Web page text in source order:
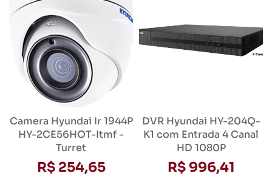
Camera Hyundai Ir 1944P
HY-2CE56HOT-Itmf -
Turret
R$ 254,65
DVR Hyundai HY-204Q-
K1 com Entrada 4 Canal
HD 1080P
R$ 996,41